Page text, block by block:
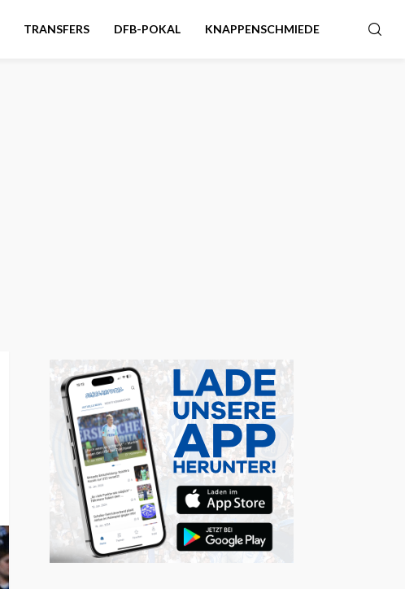
TRANSFERS DFB-POKAL KNAPPENSCHMIEDE